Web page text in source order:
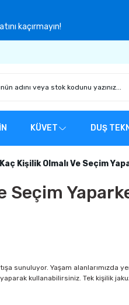
kaçırmayın!
KÜVET DUŞ
Kişilik Olmalı Ve Seçim
Seçim
sunuluyor. Yaşam
kullanabilirsiniz. Tek kişilik